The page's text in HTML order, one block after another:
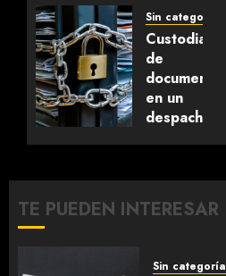
de
asesinato
en
Asturias?
30 DE
JULIO DE
2026
Sin categoría
Custodia
de
documentos
en un
despacho
JULIO DE
TE PUEDEN INTERESAR
Sin categoría